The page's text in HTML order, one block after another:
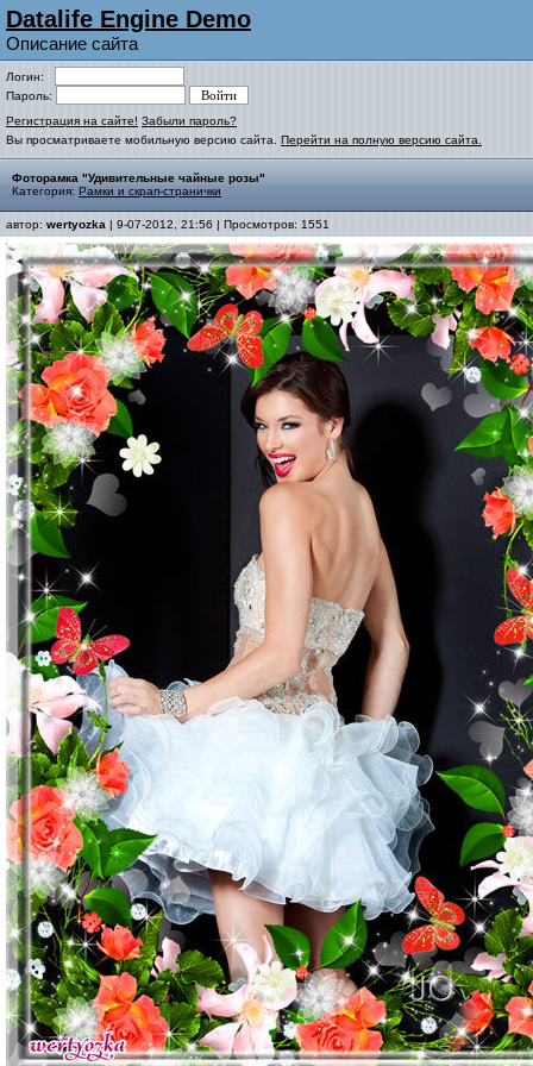
Datalife Engine Demo
Описание сайта
Логин:
Пароль:
Регистрация на сайте! Забыли пароль?
Вы просматриваете мобильную версию сайта. Перейти на полную версию сайта.
Фоторамка "Удивительные чайные розы"
Категория: Рамки и скрап-странички
автор: wertyozka | 9-07-2012, 21:56 | Просмотров: 1551